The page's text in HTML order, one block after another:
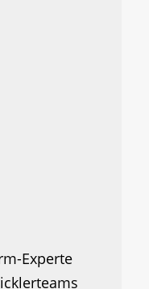
Experte